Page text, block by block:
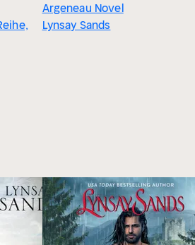
Argeneau Novel
Lynsay Sands